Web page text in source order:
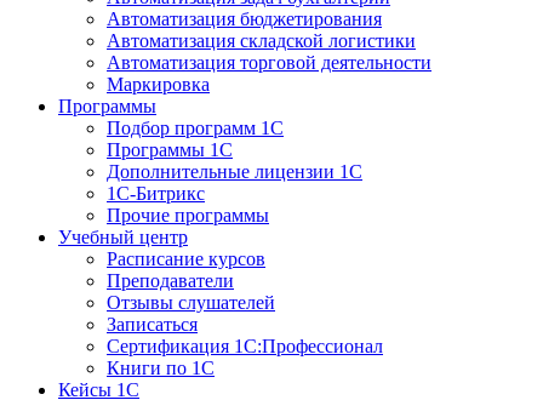
Автоматизация бюджетирования
Автоматизация складской логистики
Автоматизация торговой деятельности
Маркировка
Программы
Подбор программ 1С
Программы 1С
Дополнительные лицензии 1С
1С-Битрикс
Прочие программы
Учебный центр
Расписание курсов
Преподаватели
Отзывы слушателей
Записаться
Сертификация 1С:Профессионал
Книги по 1С
Кейсы 1С